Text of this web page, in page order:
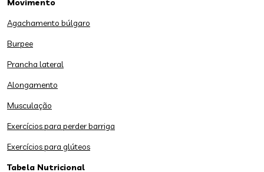
Movimento
Agachamento búlgaro
Burpee
Prancha lateral
Alongamento
Musculação
Exercícios para perder barriga
Exercícios para glúteos
Tabela Nutricional